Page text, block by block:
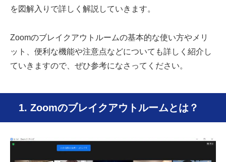
を図解入りで詳しく解説していきます。
Zoomのブレイクアウトルームの基本的な使い方やメリ
ット、便利な機能や注意点などについても詳しく紹介し
ていきますので、ぜひ参考になさってください。
1. Zoomのブレイクアウトルームとは？